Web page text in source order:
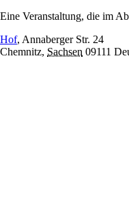
Eine Veranstaltung, die im
Hof, Annaberger Str. 24
Chemnitz, Sachsen 09111